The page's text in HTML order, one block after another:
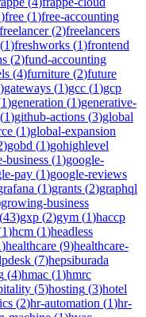
)free (1)free-accounting
freelancer(2)freelancers
(1)freshworks (1)frontend
(2)fund-accounting
(4)furniture (2)future
)gateways (1)gcc (1)gcp
1)generation (1)generative-
(1)github-actions (3)global
(1)global-expansion
)gobd (1)gohighlevel
business (1)google-
pay (1)google-reviews
(1)grants (2)graphql
growing-business
(43)gxp (2)gym (1)haccp
1)hcm (1)headless
)healthcare (9)healthcare-
(7)hepsiburada
(4)hmac (1)hmrc
(5)hosting (3)hotel
(2)hr-automation (1)hr-